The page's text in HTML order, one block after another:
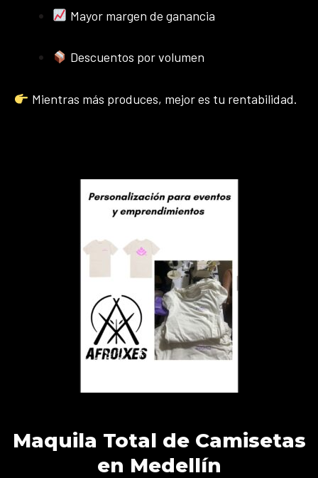
Mayor margen de ganancia
Descuentos por volumen
Mientras más produces, mejor es tu rentabilidad.
Maquila Total de Camisetas
en Medellín